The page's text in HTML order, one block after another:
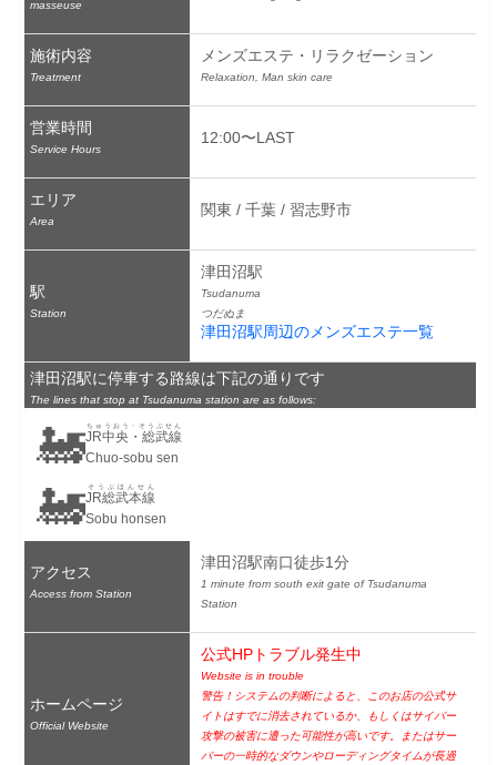
masseuse
施術内容
Treatment
メンズエステ・リラクゼーション
Relaxation, Man skin care
営業時間
Service Hours
12:00〜LAST
エリア
Area
関東 / 千葉 / 習志野市
駅
Station
津田沼駅
Tsudanuma
つだぬま
津田沼駅周辺のメンズエステ一覧
津田沼駅に停車する路線は下記の通りです
The lines that stop at Tsudanuma station are as follows:
🚂JR中央・総武線
ちゅうおう・そうぶせん
Chuo-sobu sen
🚂JR総武本線
そうぶほんせん
Sobu honsen
アクセス
Access from Station
津田沼駅南口徒歩1分
1 minute from south exit gate of Tsudanuma
Station
ホームページ
Official Website
公式HPトラブル発生中
Website is in trouble
警告！システムの判断によると、このお店の公式サ
イトはすでに消去されているか、もしくはサイバー
攻撃の被害に遭った可能性が高いです。またはサー
バーの一時的なダウンやローディングタイムが長過